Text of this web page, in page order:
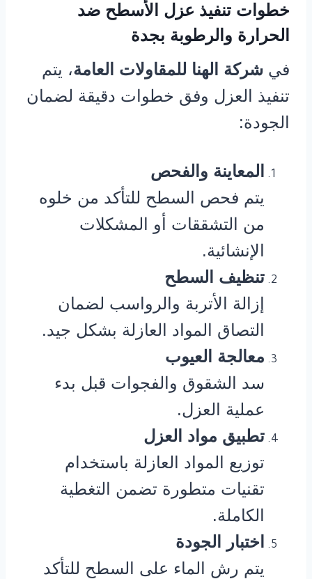
خطوات تنفيذ عزل الأسطح ضد
الحرارة والرطوبة بجدة
في شركة الهنا للمقاولات العامة، يتم
تنفيذ العزل وفق خطوات دقيقة لضمان
الجودة:
المعاينة والفحص
يتم فحص السطح للتأكد من خلوه
من التشققات أو المشكلات
الإنشائية.
تنظيف السطح
إزالة الأتربة والرواسب لضمان
التصاق المواد العازلة بشكل جيد.
معالجة العيوب
سد الشقوق والفجوات قبل بدء
عملية العزل.
تطبيق مواد العزل
توزيع المواد العازلة باستخدام
تقنيات متطورة تضمن التغطية
الكاملة.
اختبار الجودة
يتم رش الماء على السطح للتأكد